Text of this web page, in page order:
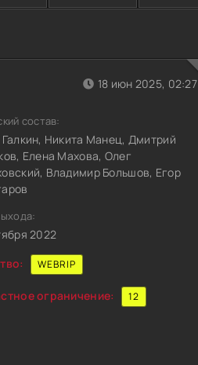
18 июн 2025, 02:27
состав:
Галкин, Никита Манец, Дмитрий
Елена Махова, Олег
Владимир Большов, Егор
2022
WEBRIP
ограничение: 12